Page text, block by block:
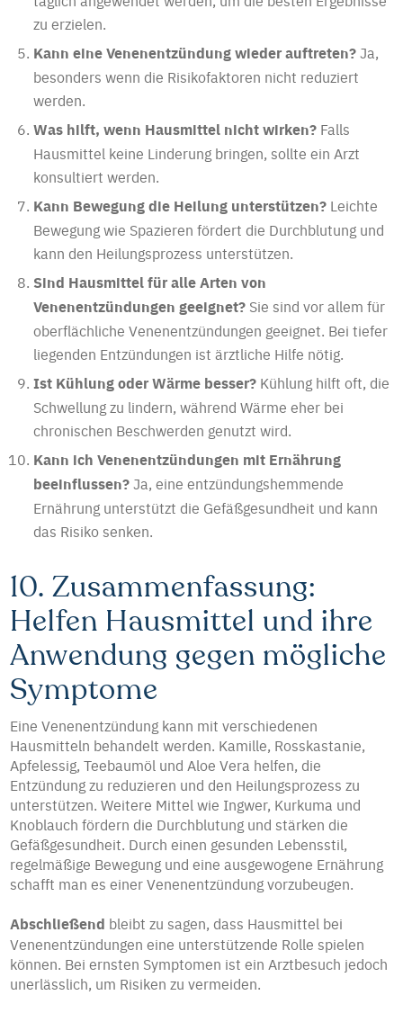
zu erzielen.
Kann eine Venenentzündung wieder auftreten?Ja,
besonders wenn die Risikofaktoren nicht reduziert
werden.
Was hilft, wenn Hausmittel nicht wirken? Falls
Hausmittel keine Linderung bringen, sollte ein Arzt
konsultiert werden.
Kann Bewegung die Heilung unterstützen? Leichte
Bewegung wie Spazieren fördert die Durchblutung und
kann den Heilungsprozess unterstützen.
Sind Hausmittel für alle Arten von
Venenentzündungen geeignet? Sie sind vor allem für
oberflächliche Venenentzündungen geeignet. Bei tiefer
liegenden Entzündungen ist ärztliche Hilfe nötig.
Ist Kühlung oder Wärme besser? Kühlung hilft oft, die
Schwellung zu lindern, während Wärme eher bei
chronischen Beschwerden genutzt wird.
Kann ich Venenentzündungen mit Ernährung
beeinflussen?Ja, eine entzündungshemmende
Ernährung unterstützt die Gefäßgesundheit und kann
das Risiko senken.
10. Zusammenfassung:
Helfen Hausmittel und ihre
Anwendung gegen mögliche
Symptome
Eine Venenentzündung kann mit verschiedenen
Hausmitteln behandelt werden. Kamille, Rosskastanie,
Apfelessig, Teebaumöl und Aloe Vera helfen, die
Entzündung zu reduzieren und den Heilungsprozess zu
unterstützen. Weitere Mittel wie Ingwer, Kurkuma und
Knoblauch fördern die Durchblutung und stärken die
Gefäßgesundheit. Durch einen gesunden Lebensstil,
regelmäßige Bewegung und eine ausgewogene Ernährung
schafft man es einer Venenentzündung vorzubeugen.
Abschließend bleibt zu sagen, dass Hausmittel bei
Venenentzündungen eine unterstützende Rolle spielen
können. Bei ernsten Symptomen ist ein Arztbesuch jedoch
unerlässlich, um Risiken zu vermeiden.